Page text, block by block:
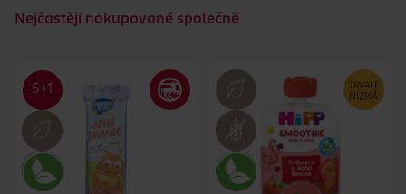
Nejčastějí nakupované společně